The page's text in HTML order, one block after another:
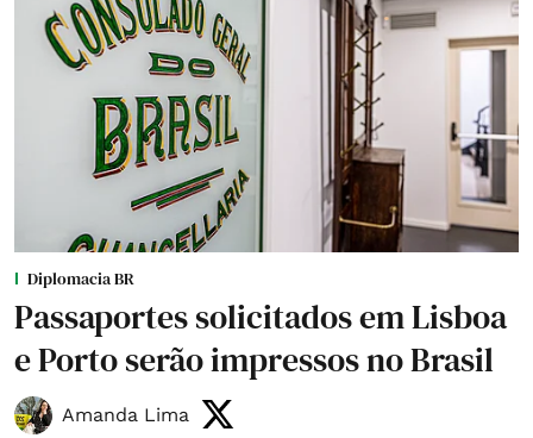
Diplomacia BR
Passaportes solicitados em Lisboa
e Porto serão impressos no Brasil
Amanda Lima